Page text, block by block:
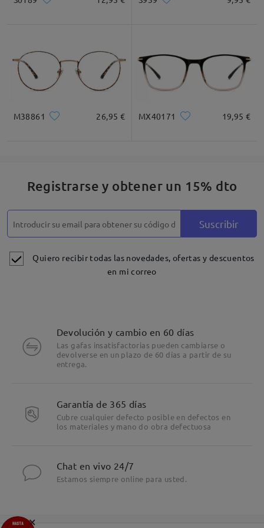
M38861 26,95 € MX40171 19,95 €
Registrarse y obtener un 15% dto
Suscribir
Quiero recibir todas las novedades, ofertas y descuentos
en mi correo
Devolución y cambio en 60 días
Las gafas insatisfactorias pueden cambiarse o
devolverse en un plazo de 60 días a partir de su
entrega.
Garantía de 365 días
Cubre cualquier defecto posible en defectos en
los materiales y mano do obra defectuosa
Chat en vivo 24/7
Estamos siempre online para usted.
×